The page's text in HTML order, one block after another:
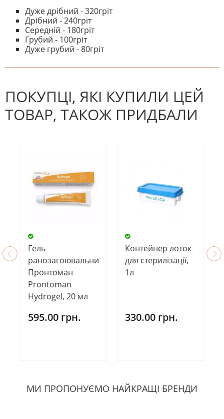
Дуже дрібний - 320гріт
Дрібний - 240гріт
Середній - 180гріт
Грубий - 100гріт
Дуже грубий - 80гріт
На даний час немає відгуків. Ви
ПОКУПЦІ, ЯКІ КУПИЛИ ЦЕЙ
ТОВАР, ТАКОЖ ПРИДБАЛИ
Гель
ранозагоювальний
Пронтоман
Prontoman
Hydrogel, 20 мл
595.00 грн.
Контейнер лоток
для стерилізації,
1л
330.00 грн.
МИ ПРОПОНУЄМО НАЙКРАЩІ БРЕНДИ